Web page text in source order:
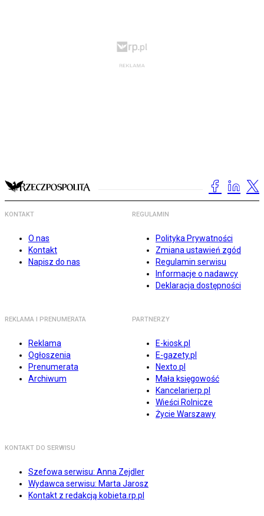
KONTAKT
O nas
Kontakt
Napisz do nas
REGULAMIN
Polityka Prywatności
Zmiana ustawień zgód
Regulamin serwisu
Informacje o nadawcy
Deklaracja dostępności
REKLAMA I PRENUMERATA
Reklama
Ogłoszenia
Prenumerata
Archiwum
PARTNERZY
E-kiosk.pl
E-gazety.pl
Nexto.pl
Mała księgowość
Kancelarierp.pl
Wieści Rolnicze
Życie Warszawy
KONTAKT DO SERWISU
Szefowa serwisu: Anna Zejdler
Wydawca serwisu: Marta Jarosz
Kontakt z redakcją kobieta.rp.pl